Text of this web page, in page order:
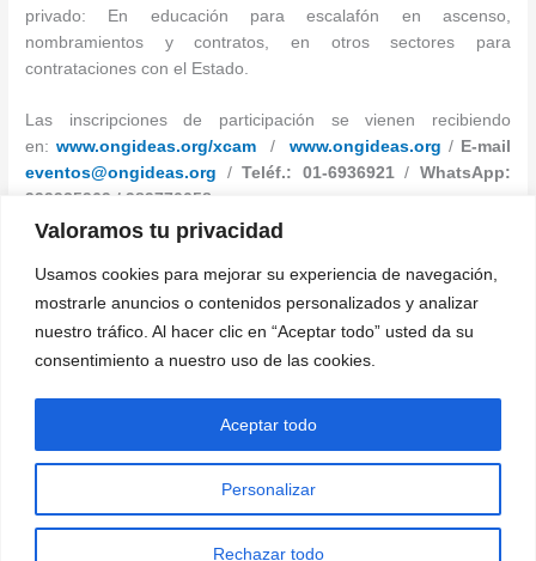
Valoramos tu privacidad
Usamos cookies para mejorar su experiencia de navegación,
mostrarle anuncios o contenidos personalizados y analizar
nuestro tráfico. Al hacer clic en “Aceptar todo” usted da su
consentimiento a nuestro uso de las cookies.
Personalizar
Rechazar todo
Aceptar todo
privado: En educación para escalafón en ascenso,
nombramientos y contratos, en otros sectores para
contrataciones con el Estado.
Las inscripciones de participación se vienen recibiendo
en:www.ongideas.org/xcam /www.ongideas.org / E-mail
eventos@ongideas.org /Teléf.: 01-6936921/ WhatsApp:
999935969 / 989770058.
Corporación Ideas Perú
Teléf. 01 – 6936921
(WhatsApp) 999935969